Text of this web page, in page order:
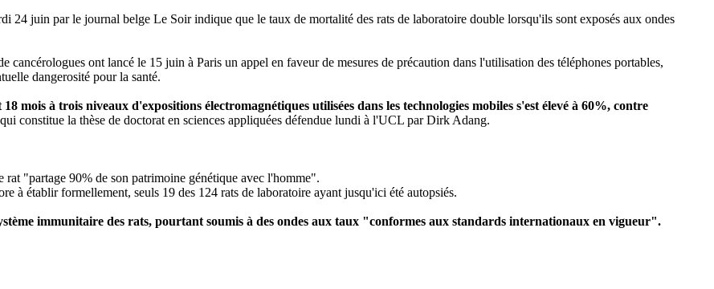
juin par le journal belge Le Soir indique que le taux de mortalité des rats de laboratoire double lorsqu'ils sont exposés aux ondes
cancérologues ont lancé le 15 juin à Paris un appel en faveur de mesures de précaution dans l'utilisation des téléphones portables,
dangerosité pour la santé.
mois à trois niveaux d'expositions électromagnétiques utilisées dans les technologies mobiles s'est élevé à 60%, contre
constitue la thèse de doctorat en sciences appliquées défendue lundi à l'UCL par Dirk Adang.
"partage 90% de son patrimoine génétique avec l'homme".
à établir formellement, seuls 19 des 124 rats de laboratoire ayant jusqu'ici été autopsiés.
immunitaire des rats, pourtant soumis à des ondes aux taux "conformes aux standards internationaux en vigueur".